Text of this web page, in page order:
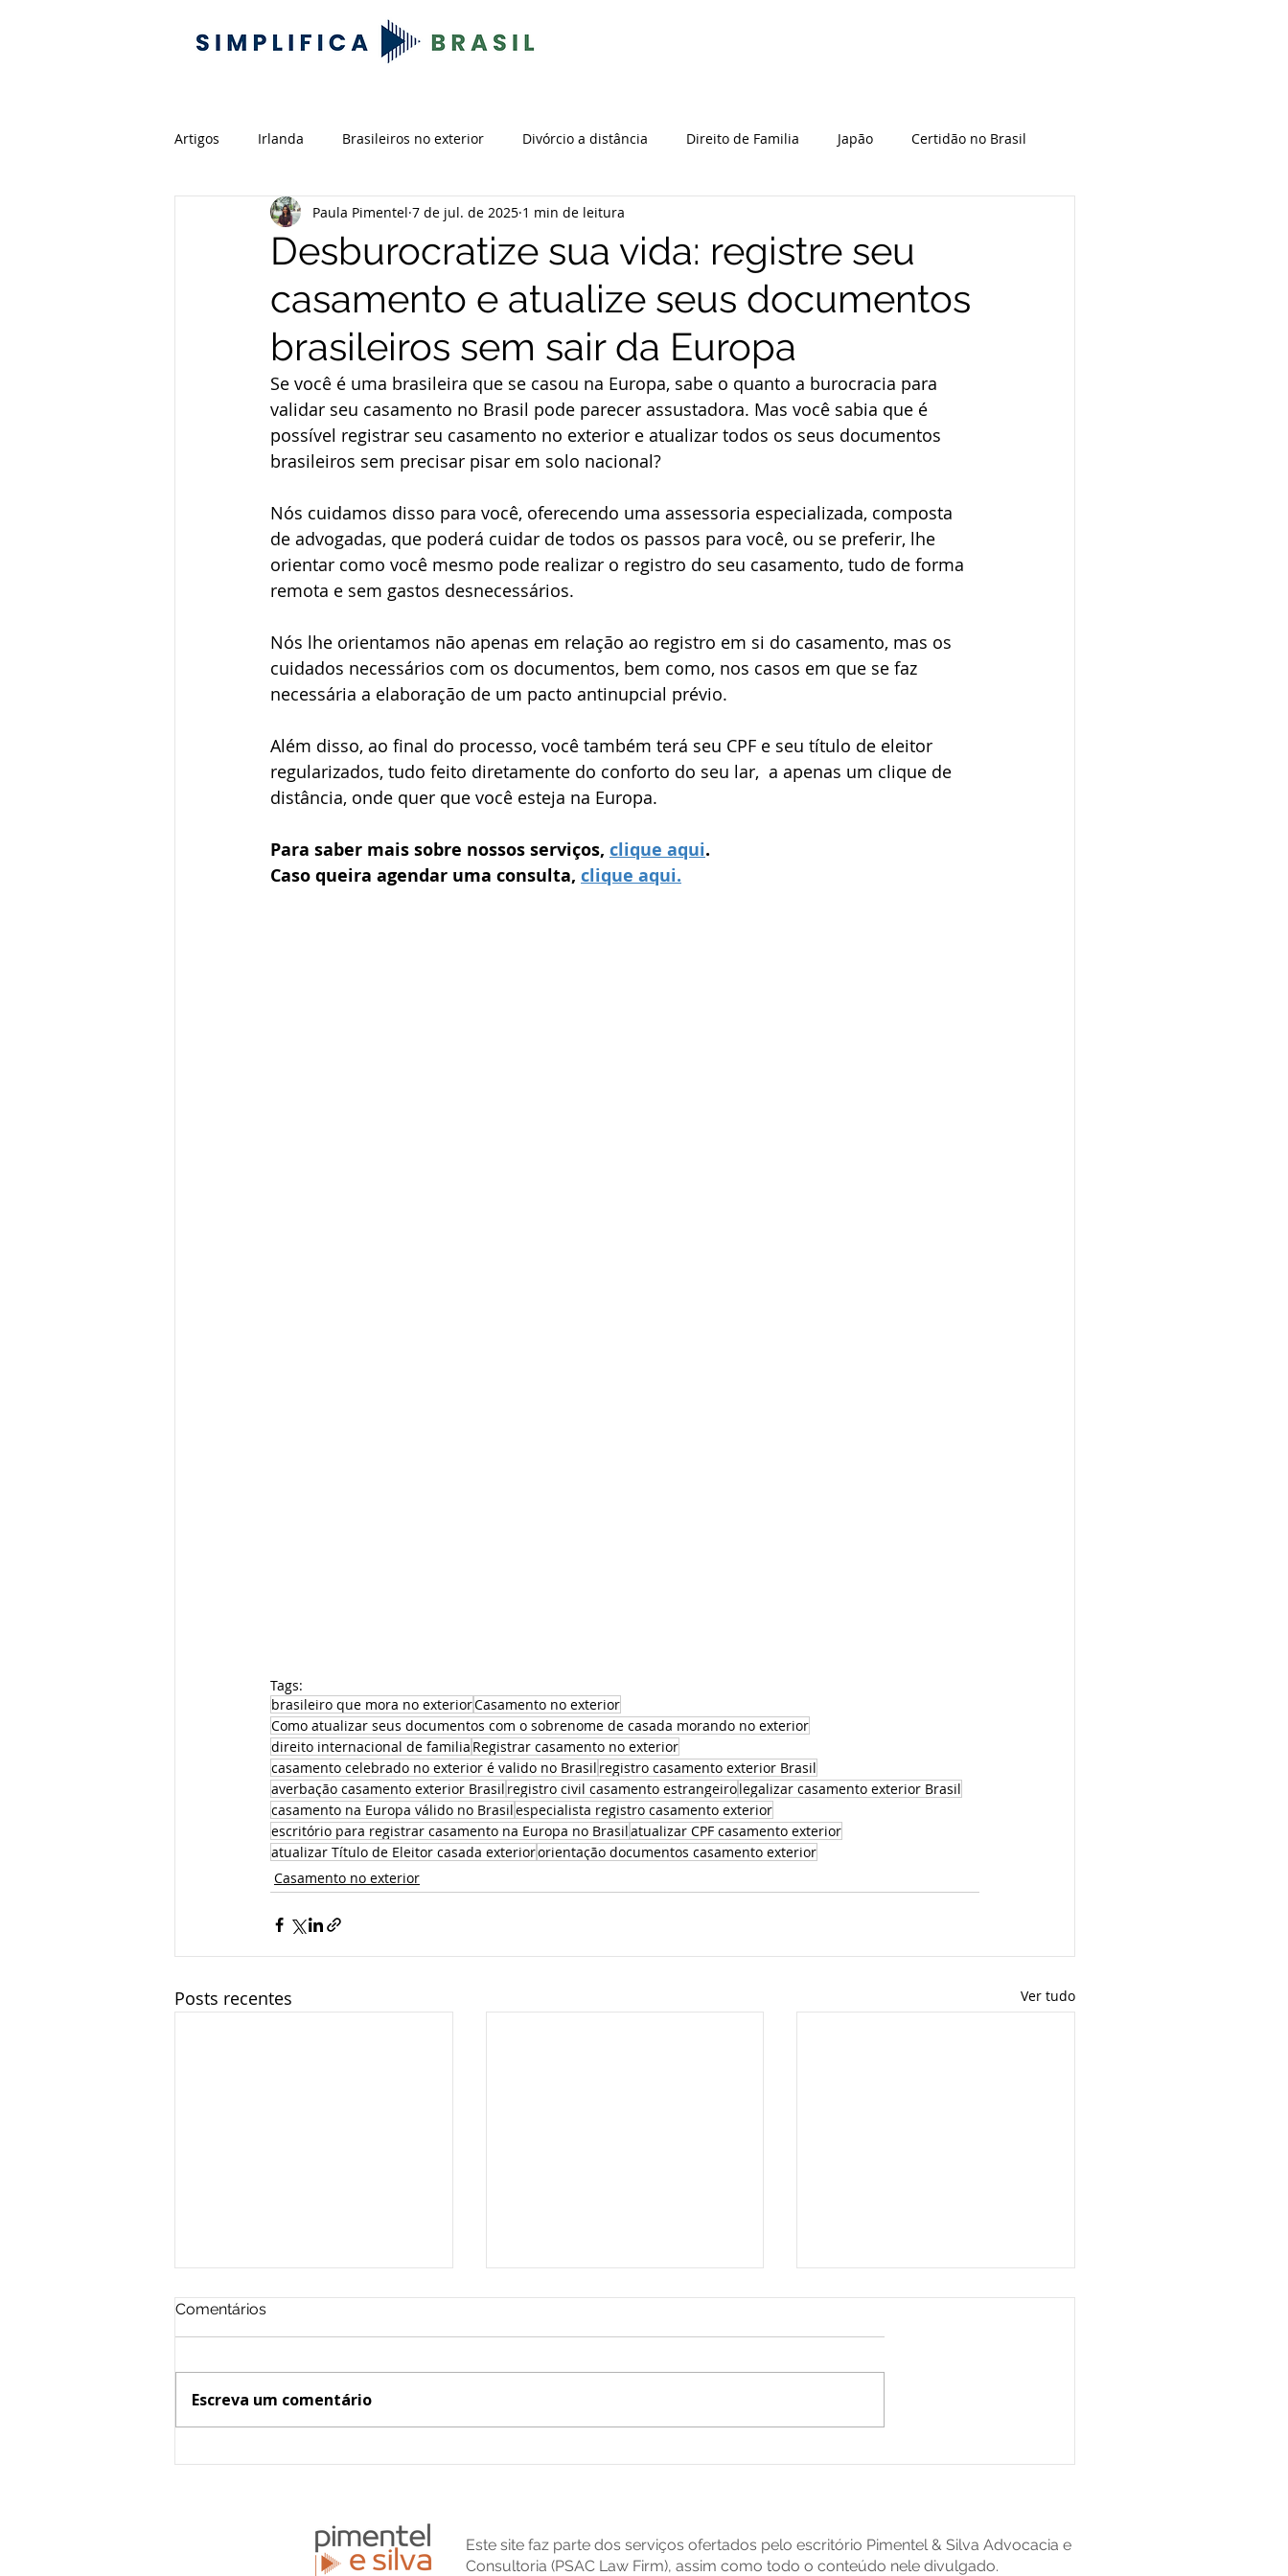
Artigos Irlanda Brasileiros no exterior Divórcio a distância Direito de Familia Japão Certidão no Brasil
Documentação Previdência Tributos Internacional
Pensão alimentícia Inventário Internacional Estrangeiro no Brasil Portugal Cidadania Divórcio no exterior
México
Dupla cidadania Naturalização holandesa Vistos brasileiros Holanda Recurso Administrativo
Renúncia à cidadania
Desburocratize sua vida: registre seu
casamento e atualize seus documentos
brasileiros sem sair da Europa
Paula Pimentel 7 de jul. de 2025 1 min de leitura
Se você é uma brasileira que se casou na Europa, sabe o quanto a burocracia para
validar seu casamento no Brasil pode parecer assustadora. Mas você sabia que é
possível registrar seu casamento no exterior e atualizar todos os seus documentos
brasileiros sem precisar pisar em solo nacional?
Nós cuidamos disso para você, oferecendo uma assessoria especializada, composta
de advogadas, que poderá cuidar de todos os passos para você, ou se preferir, lhe
orientar como você mesmo pode realizar o registro do seu casamento, tudo de forma
remota e sem gastos desnecessários.
Nós lhe orientamos não apenas em relação ao registro em si do casamento, mas os
cuidados necessários com os documentos, bem como, nos casos em que se faz
necessária a elaboração de um pacto antinupcial prévio.
Além disso, ao final do processo, você também terá seu CPF e seu título de eleitor
regularizados, tudo feito diretamente do conforto do seu lar,  a apenas um clique de
distância, onde quer que você esteja na Europa.
Para saber mais sobre nossos serviços, clique aqui.
Caso queira agendar uma consulta, clique aqui.
Tags:
brasileiro que mora no exteriorCasamento no exterior
Como atualizar seus documentos com o sobrenome de casada morando no exterior
direito internacional de familia Registrar casamento no exterior
casamento celebrado no exterior é valido no Brasil registro casamento exterior Brasil
averbação casamento exterior Brasil registro civil casamento estrangeirolegalizar casamento exterior Brasil
casamento na Europa válido no Brasilespecialista registro casamento exterior
escritório para registrar casamento na Europa no Brasilatualizar CPF casamento exterior
atualizar Título de Eleitor casada exteriororientação documentos casamento exterior
Casamento no exterior
Posts recentes Ver tudo
Brasil
Comentários
Escreva um comentário
Este site faz parte dos serviços ofertados pelo escritório Pimentel & Silva Advocacia e
Consultoria (PSAC Law Firm), assim como todo o conteúdo nele divulgado.